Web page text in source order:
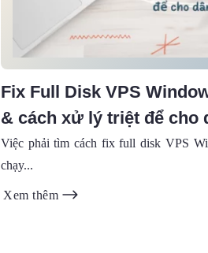
Fix Full Disk VPS
& cách xử lý triệt để cho
ads
Việc phải tìm cách fix full disk VPS
chạy...
Xem thêm